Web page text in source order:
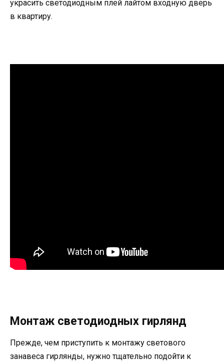
украсить светодиодным плей лайтом входную дверь
в квартиру.
Монтаж светодиодных гирлянд
Прежде, чем приступить к монтажу светового
занавеса гирлянды, нужно тщательно подойти к